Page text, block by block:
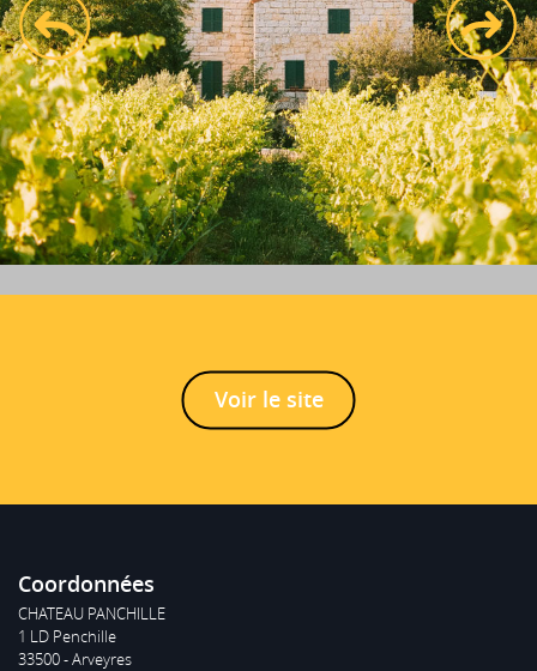
prev next
Voir le site
Coordonnées
CHATEAU PANCHILLE
1 LD Penchille
33500 - Arveyres